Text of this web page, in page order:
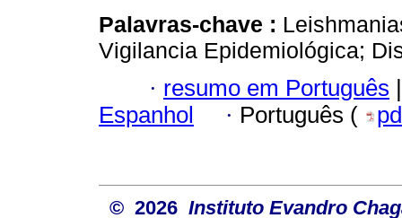
Palavras-chave :
Vigilancia Epidemiológica;
· resumo em Português
Espanhol
· Português (
© 2026 Instituto Evandro